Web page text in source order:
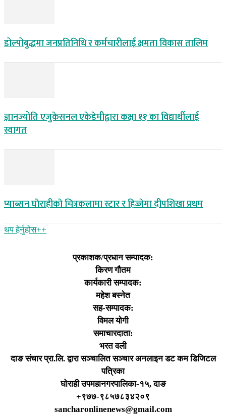
डोल्पोबुद्धमा जनप्रतिनिधि र कर्मचारीलाई क्षमता विकास तालिम
ज्ञानज्योति एजुकेसनल एकेडेमीद्वारा कक्षा ११ का विद्यार्थीलाई
स्वागत
प्याब्सन घाेराहीकाे चित्रकलामा स्टार र हिज्जेमा दीपशिखा प्रथम
थप हेर्नुहोस‌++
प्रकाशक/प्रधान सम्पादक:
किरण गौतम
कार्यकारी सम्पादक:
महेश बस्नेत
सह-सम्पादक:
विमल योगी
समाचारदाता:
भरत वली
दाङ संचार प्रा.लि. द्वारा सञ्चालित सञ्चार अनलाइन डट कम डिजिटल
पत्रिका
घोराही उपमहानगरपालिका-१५, दाङ
+९७७-९८५७८३४२०९
sancharonlinenews@gmail.com